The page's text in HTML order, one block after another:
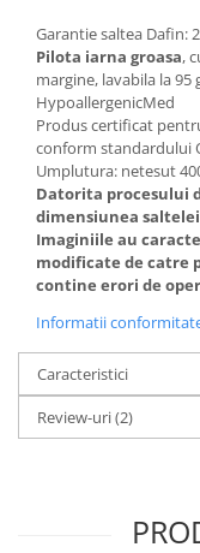
Garantie saltea Dafin:
Pilota iarna groasa,
margine, lavabila la 95
HypoallergenicMed
Produs certificat
conform standardului
Umplutura: netesut
Datorita procesului
dimensiunea saltelei
Imaginiile au
modificate de catre
contine erori de
Informatii
Caracteristici
Review-uri(2)